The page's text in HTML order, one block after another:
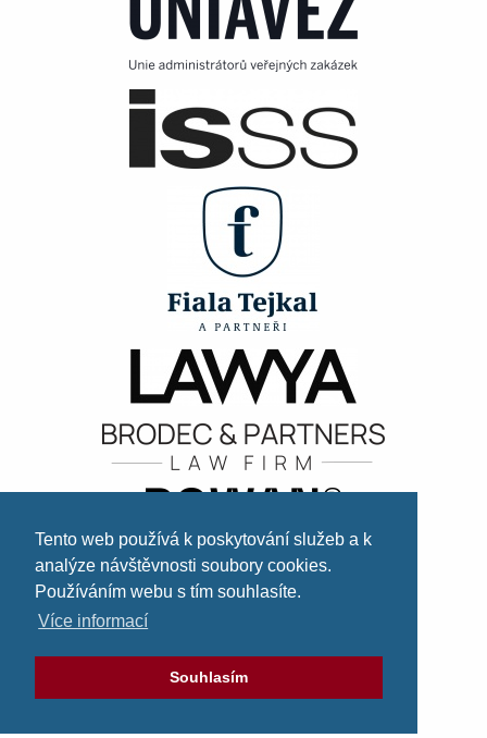
Tento web používá k poskytování služeb a k
analýze návštěvnosti soubory cookies.
Používáním webu s tím souhlasíte.
Více informací
Souhlasím